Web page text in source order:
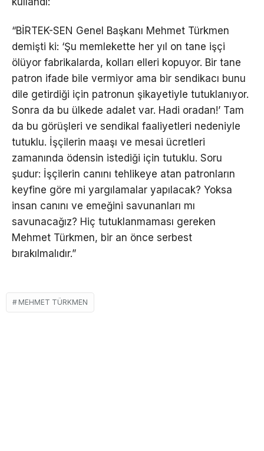
“BİRTEK-SEN Genel Başkanı Mehmet Türkmen
demişti ki: ‘Şu memlekette her yıl on tane işçi
ölüyor fabrikalarda, kolları elleri kopuyor. Bir tane
patron ifade bile vermiyor ama bir sendikacı bunu
dile getirdiği için patronun şikayetiyle tutuklanıyor.
Sonra da bu ülkede adalet var. Hadi oradan!’ Tam
da bu görüşleri ve sendikal faaliyetleri nedeniyle
tutuklu. İşçilerin maaşı ve mesai ücretleri
zamanında ödensin istediği için tutuklu. Soru
şudur: İşçilerin canını tehlikeye atan patronların
keyfine göre mi yargılamalar yapılacak? Yoksa
insan canını ve emeğini savunanları mı
savunacağız? Hiç tutuklanmaması gereken
Mehmet Türkmen, bir an önce serbest
bırakılmalıdır.”
MEHMET TÜRKMEN